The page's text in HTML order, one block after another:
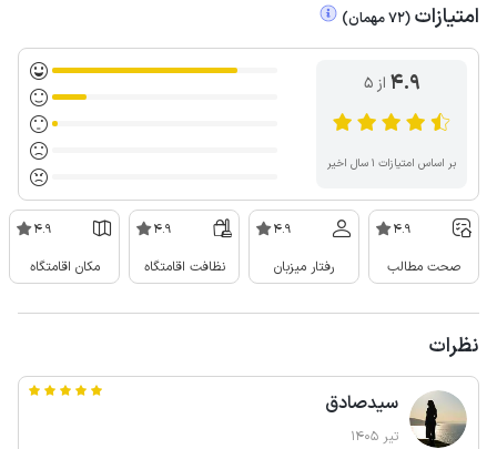
امتیازات (
72مهمان)
4.9 از ۵
بر اساس امتیازات ۱ سال اخیر
4.9
صحت مطالب
4.9
رفتار میزبان
4.9
نظافت اقامتگاه
4.9
مکان اقامتگاه
نظرات
سیدصادق
تیر 1405